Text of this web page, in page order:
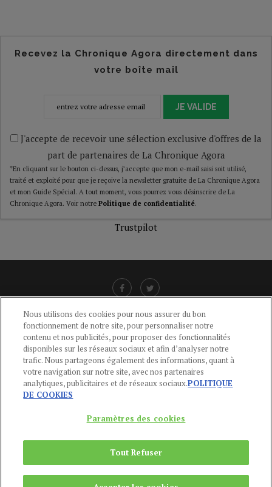
Recevez la Chronique Agora directement dans
votre boîte mail
JE VALIDE
J'accepte de recevoir une sélection exclusive d'offres de la
part de partenaires de La Chronique Agora
*En cliquant sur le bouton ci-dessus, j’accepte que mon e-mail saisi soit utilisé,
traité et exploité pour que je reçoive la newsletter gratuite de La Chronique Agora
et mon Guide Spécial. A tout moment, vous pourrez vous désinscrire de La
Chronique Agora. Voir notre Politique de confidentialité.
Trustpilot
CGU-POLITIQUE DE CONFIDENTIALITÉ -POLITIQUE DES COOKIES
MENTIONS LÉGALES -AIDE
CONTACT
01 44 59 91 11
Du Lundi au Vendredi, 9h-13h et 14h-17h
Copyright © 2024Publications Agora
Nous utilisons des cookies pour nous assurer du bon
fonctionnement de notre site, pour personnaliser notre
contenu et nos publicités, pour proposer des fonctionnalités
disponibles sur les réseaux sociaux et afin d’analyser notre
trafic. Nous partageons également des informations, quant à
votre navigation sur notre site, avec nos partenaires
analytiques, publicitaires et de réseaux sociaux.POLITIQUE
DE COOKIES
Paramètres des cookies
Tout Refuser